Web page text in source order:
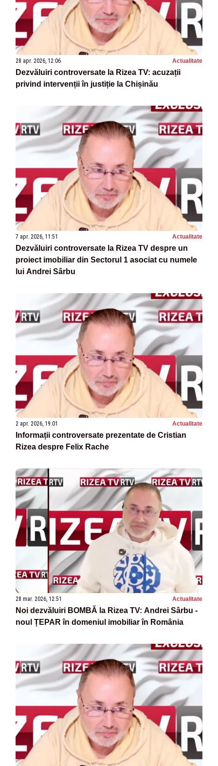
28 apr. 2026, 12:06 Actualitate
Dezvăluiri controversate la Rizea TV: acuzații
privind intervenții în justiție la Chișinău
7 apr. 2026, 11:51 Actualitate
Dezvăluiri controversate la Rizea TV despre un
proiect imobiliar din Sectorul 1 asociat cu numele
lui Andrei Sârbu
2 apr. 2026, 19:01 Actualitate
Informații controversate prezentate de Cristian
Rizea despre Felix Rache
28 mar. 2026, 12:51 Actualitate
Noi dezvăluiri BOMBĂ la Rizea TV: Andrei Sârbu -
noul ȚEPAR în domeniul imobiliar în România